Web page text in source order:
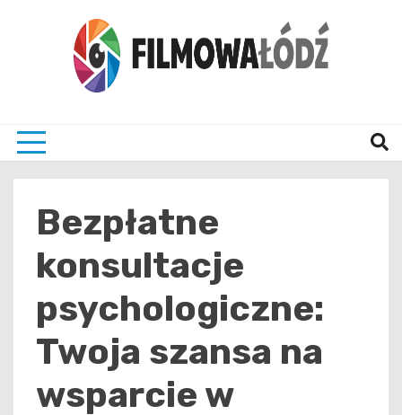
Bezpłatne
konsultacje
psychologiczne:
Twoja szansa na
wsparcie w